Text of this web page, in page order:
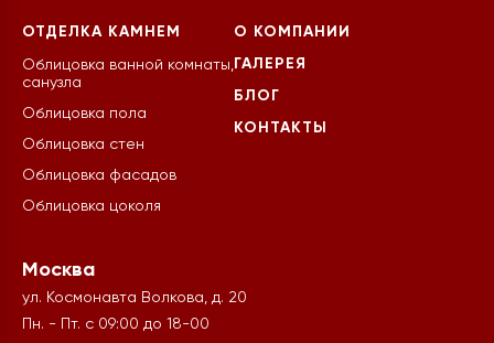
ОТДЕЛКА КАМНЕМ
Облицовка ванной комнаты,
санузла
Облицовка пола
Облицовка стен
Облицовка фасадов
Облицовка цоколя
О КОМПАНИИ
ГАЛЕРЕЯ
БЛОГ
КОНТАКТЫ
Москва
ул. Космонавта Волкова, д. 20
Пн. - Пт. с 09:00 до 18-00